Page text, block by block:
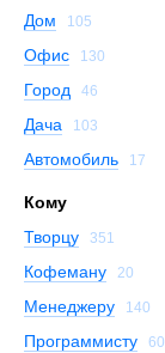
Дом
105
Офис 130
Город 46
Дача 103
Автомобиль 17
Кому
Творцу
351
Кофеману 20
Менеджеру 140
Программисту 60